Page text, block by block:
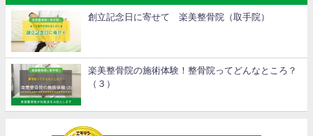
創立記念日に寄せて 楽美整骨院（取手院）
楽美整骨院の施術体験！整骨院ってどんなところ？
（３）